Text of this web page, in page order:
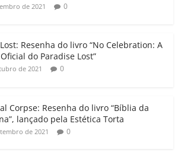
de 2021 0
Resenha do livro “No Celebration: A
do Paradise Lost”
de 2021 0
Corpse: Resenha do livro “Bíblia da
lançado pela Estética Torta
de 2021 0